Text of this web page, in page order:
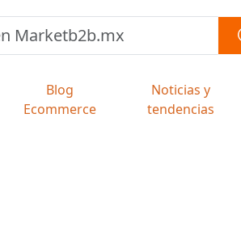
Blog
Ecommerce
Noticias y
tendencias